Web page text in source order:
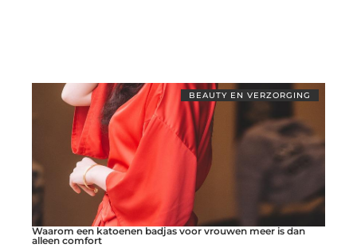
BEAUTY EN VERZORGING
Waarom een katoenen badjas voor vrouwen meer is dan
alleen comfort